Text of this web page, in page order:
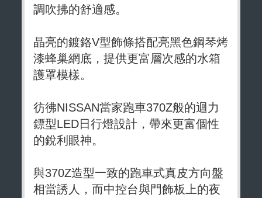
調吹拂的舒適感。
晶亮的鍍鉻V型飾條搭配亮黑色鋼琴烤
漆蜂巢網底，提供更富層次感的水箱
護罩模樣。
彷彿NISSAN當家跑車370Z般的迴力
鏢型LED日行燈設計，帶來更富個性
的銳利眼神。
與370Z造型一致的跑車式真皮方向盤
相當誘人，而中控台與門飾板上的夜